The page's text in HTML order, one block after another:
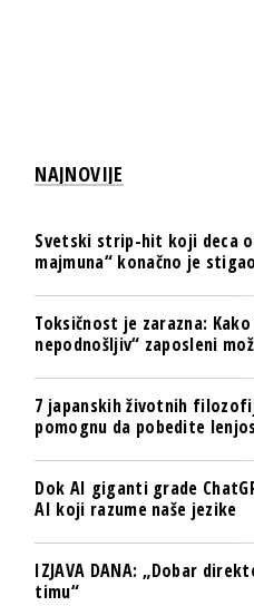
NAJNOVIJE
Svetski strip-hit koji deca
majmuna“ konačno je
Toksičnost je zarazna:
nepodnošljiv“ zaposleni
7 japanskih životnih
pomognu da pobedite
Dok AI giganti grade
AI koji razume naše jezike
IZJAVA DANA: „Dobar
timu“